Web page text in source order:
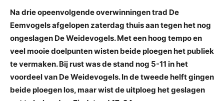
Na drie opeenvolgende overwinningen trad De
Eemvogels afgelopen zaterdag thuis aan tegen het nog
ongeslagen De Weidevogels. Met een hoog tempo en
veel mooie doelpunten wisten beide ploegen het publiek
te vermaken. Bij rust was de stand nog 5-11 in het
voordeel van De Weidevogels. In de tweede helft gingen
beide ploegen los, maar wist de uitploeg het geslagen